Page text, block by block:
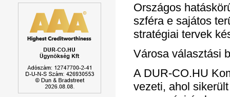
Országos
szféra e sajátos
stratégiai tervek
Városa választási
A DUR-CO.HU
vezeti, ahol